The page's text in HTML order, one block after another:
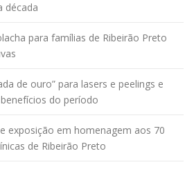
década
para famílias de Ribeirão Preto
de ouro” para lasers e peelings e
do período
exposição em homenagem aos 70
de Ribeirão Preto